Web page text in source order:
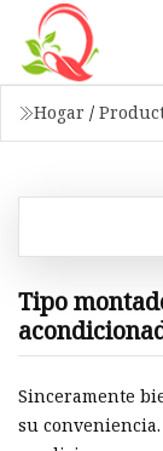
Hogar /
Tipo
Sinceramente
su